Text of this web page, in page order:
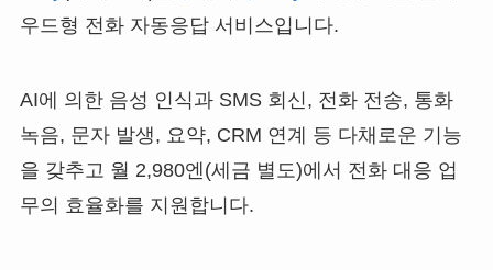
우드형 전화 자동응답 서비스입니다.
AI에 의한 음성 인식과 SMS 회신, 전화 전송, 통화
녹음, 문자 발생, 요약, CRM 연계 등 다채로운 기능
을 갖추고 월 2,980엔(세금 별도)에서 전화 대응 업
무의 효율화를 지원합니다.​